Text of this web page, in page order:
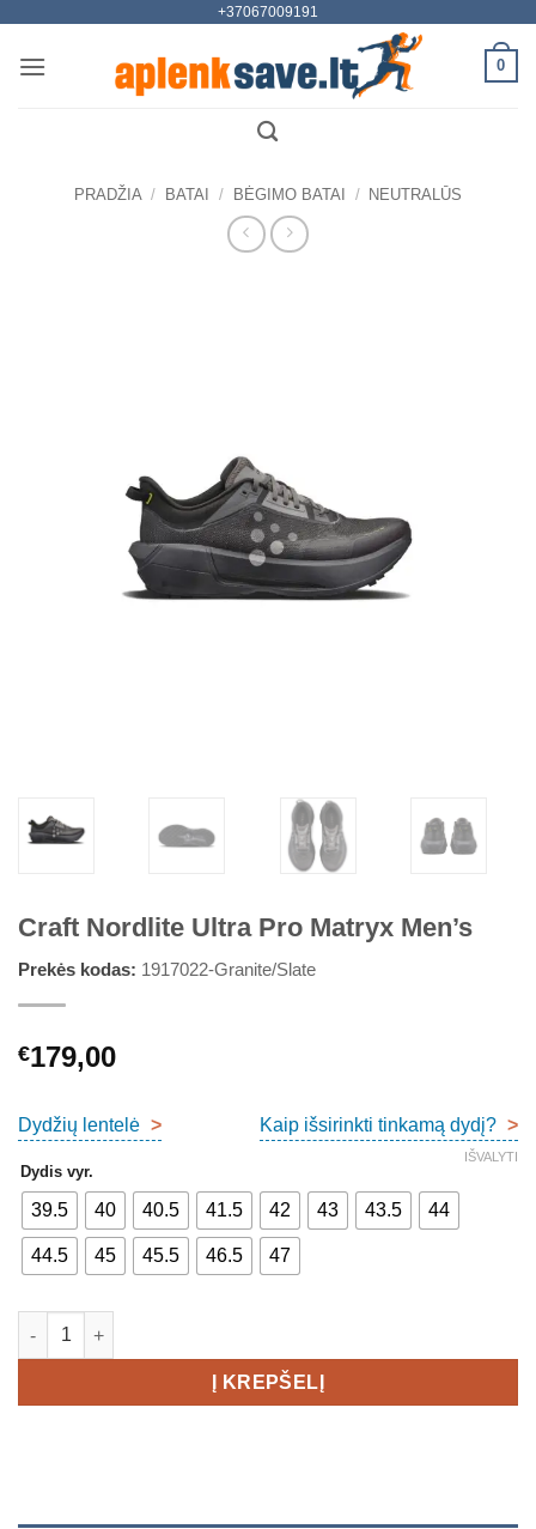
content
+37067009191
0
PRADŽIA / BATAI / BĖGIMO BATAI / NEUTRALŪS
Craft Nordlite Ultra Pro Matryx Men’s
Prekės kodas: 1917022-Granite/Slate
€179,00
Dydžių lentelė > Kaip išsirinkti tinkamą dydį? >
Dydis vyr.
39.5 40 40.5 41.5 42 43 43.5 44
44.5 45 45.5 46.5 47
IŠVALYTI
produkto kiekis: Craft Nordlite Ultra Pro Matryx Men's
Į KREPŠELĮ